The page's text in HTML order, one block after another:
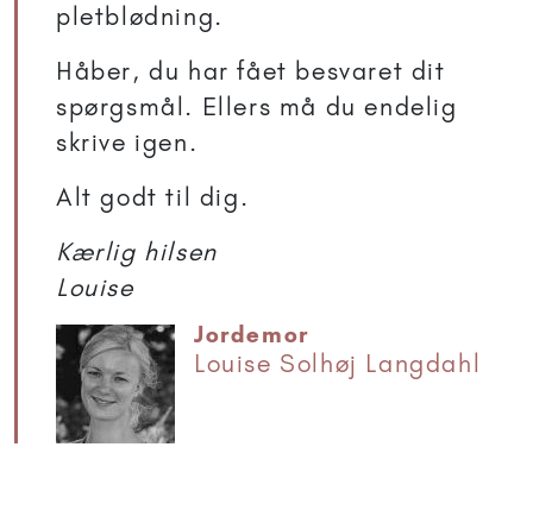
pletblødning.
Håber, du har fået besvaret dit
spørgsmål. Ellers må du endelig
skrive igen.
Alt godt til dig.
Kærlig hilsen
Louise
Jordemor
Louise Solhøj Langdahl